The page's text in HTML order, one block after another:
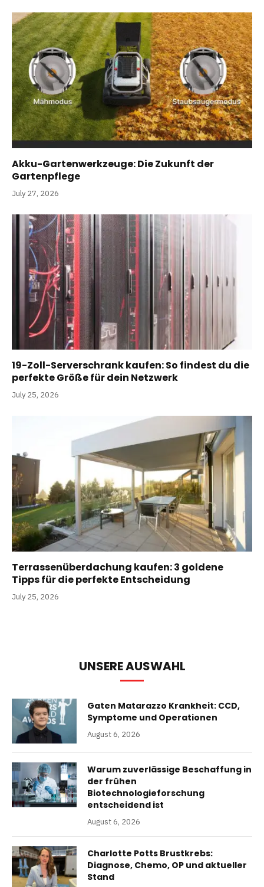
Akku-Gartenwerkzeuge: Die Zukunft der
Gartenpflege
July 27, 2026
19-Zoll-Serverschrank kaufen: So findest du die
perfekte Größe für dein Netzwerk
July 25, 2026
Terrassenüberdachung kaufen: 3 goldene
Tipps für die perfekte Entscheidung
July 25, 2026
UNSERE AUSWAHL
Gaten Matarazzo Krankheit: CCD,
Symptome und Operationen
August 6, 2026
Warum zuverlässige Beschaffung in
der frühen
Biotechnologieforschung
entscheidend ist
August 6, 2026
Charlotte Potts Brustkrebs:
Diagnose, Chemo, OP und aktueller
Stand